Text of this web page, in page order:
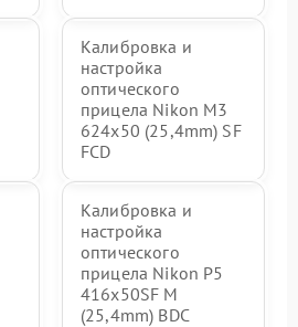
Калибровка и
настройка
оптического
прицела Nikon M3
624x50 (25,4mm) SF
FCD
Калибровка и
настройка
оптического
прицела Nikon P5
416x50SF M
(25,4mm) BDC